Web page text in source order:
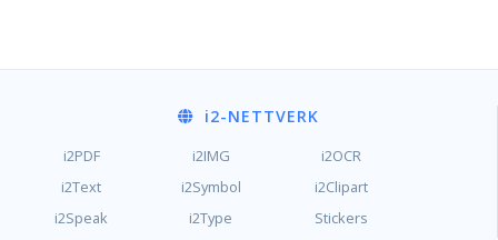
i2-NETTVERK
i2PDF i2IMG
i2OCR
i2Text
i2Symbol
i2Clipart
i2Speak
i2Type Stickers